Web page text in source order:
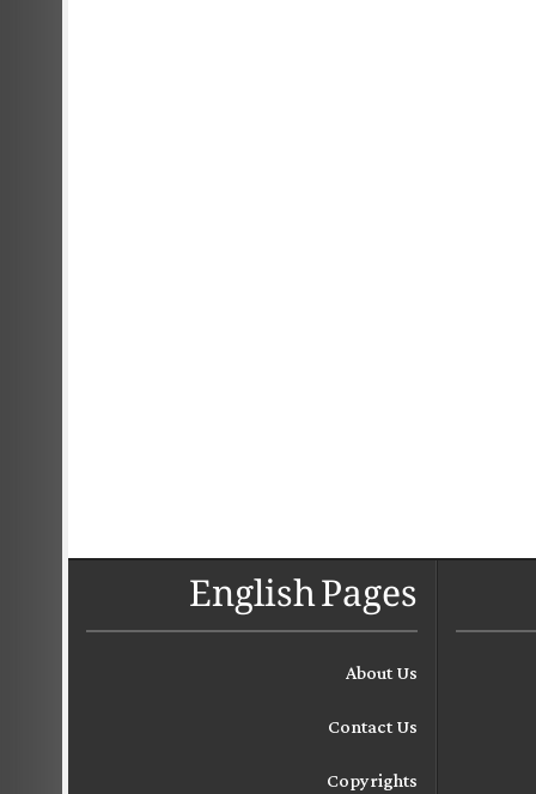
English Pages
About Us
Contact Us
Copyrights